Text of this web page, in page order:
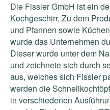
Die Fissler GmbH ist ein
Kochgeschirr. Zu dem
und Pfannen sowie
wurde das Unternehmen
Dieser wurde unter dem
und zeichnete sich durch
aus, welches sich Fissler
werden die
in verschiedenen